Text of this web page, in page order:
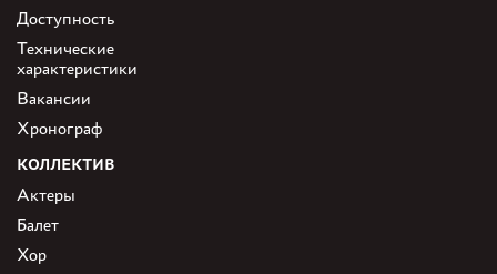
Доступность
Технические
характеристики
Вакансии
Хронограф
КОЛЛЕКТИВ
Актеры
Балет
Хор